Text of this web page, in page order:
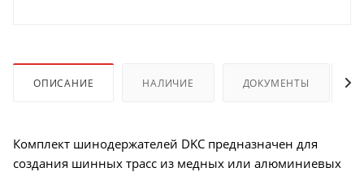
ОПИСАНИЕ НАЛИЧИЕ ДОКУМЕНТЫ
Комплект шинодержателей DKC предназначен для
создания шинных трасс из медных или алюминиевых